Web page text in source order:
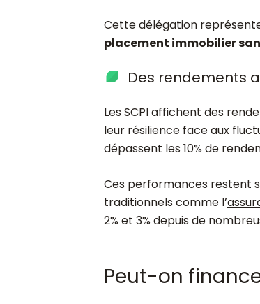
Cette délégation
placement immobilier
Des rendements
Les SCPI affichent des
leur résilience face aux
dépassent les 10% de
Ces performances restent
traditionnels comme l’
2% et 3% depuis de
Peut-on